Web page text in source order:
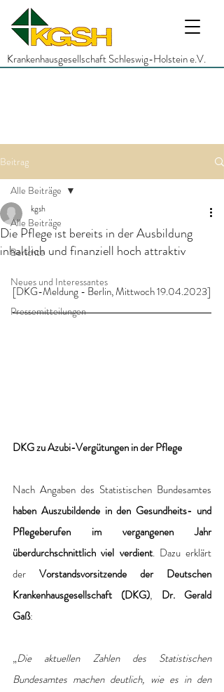
Krankenhausgesellschaft Schleswig-Holstein e.V.
Beitrag
Alle Beiträge
Berichte
Neues und Interessantes
Pressemitteilungen
Alle Beiträge
Die Pflege ist bereits in der Ausbildung
inhaltlich und finanziell hoch attraktiv
kgsh
[DKG-Meldung - Berlin, Mittwoch 19.04.2023]
DKG zu Azubi-Vergütungen in der Pflege
Nach Angaben des Statistischen Bundesamtes
haben Auszubildende in den Gesundheits- und
Pflegeberufen im vergangenen Jahr
überdurchschnittlich viel verdient. Dazu erklärt
der Vorstandsvorsitzende der Deutschen
Krankenhausgesellschaft (DKG), Dr. Gerald
Gaß:
„Die aktuellen Zahlen des Statistischen
Bundesamtes machen deutlich, wie es in den